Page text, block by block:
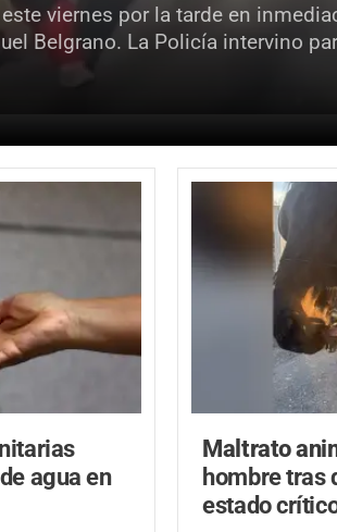
viernes por la tarde en
Belgrano. La Policía intervino
agua en
Maltrato
hombre tras
estado